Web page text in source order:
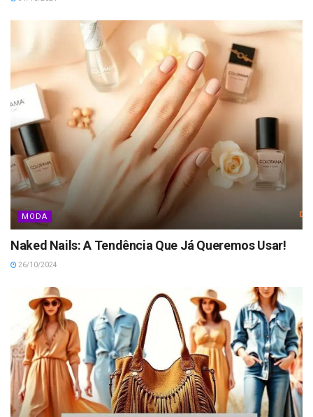
MODA
Naked Nails: A Tendência Que Já Queremos Usar!
26/10/2024